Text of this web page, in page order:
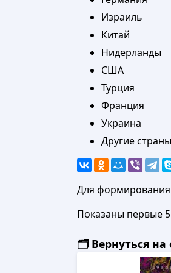
Израиль
Китай
Нидерланды
США
Турция
Франция
Украина
Другие страны
Для формирования
Показаны первые 5
🗂️ Вернуться на